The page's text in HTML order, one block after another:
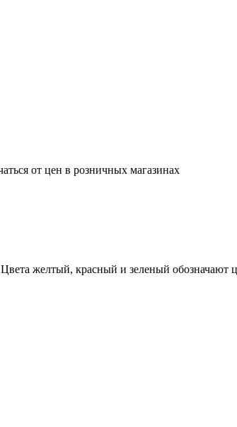
от цен в розничных магазинах
желтый, красный и зеленый обозначают